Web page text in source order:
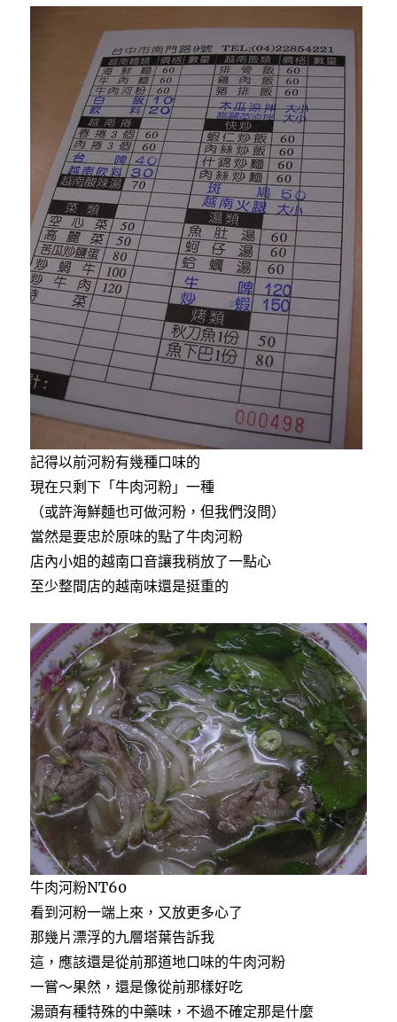
記得以前河粉有幾種口味的
現在只剩下「牛肉河粉」一種
（或許海鮮麵也可做河粉，但我們沒問）
當然是要忠於原味的點了牛肉河粉
店內小姐的越南口音讓我稍放了一點心
至少整間店的越南味還是挺重的
牛肉河粉NT60
看到河粉一端上來，又放更多心了
那幾片漂浮的九層塔葉告訴我
這，應該還是從前那道地口味的牛肉河粉
一嘗～果然，還是像從前那樣好吃
湯頭有種特殊的中藥味，不過不確定那是什麼